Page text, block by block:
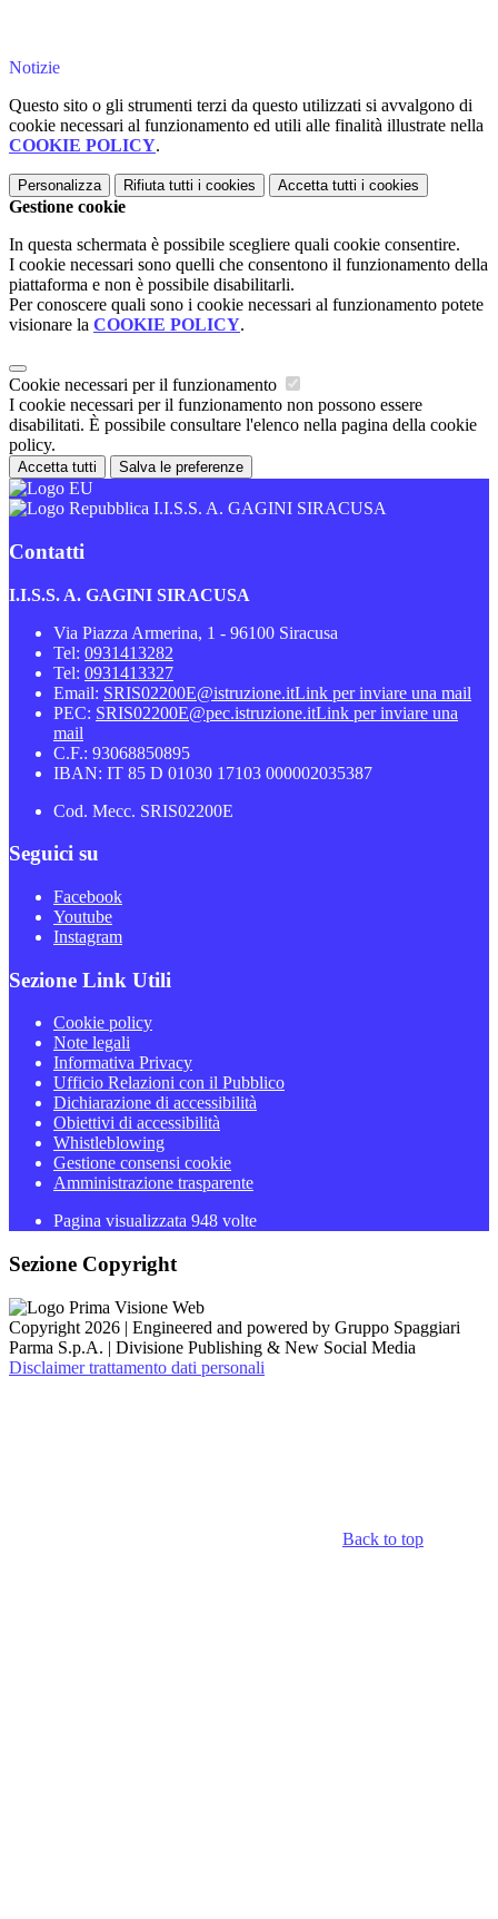
Notizie
Questo sito o gli strumenti terzi da questo utilizzati si avvalgono di
cookie necessari al funzionamento ed utili alle finalità illustrate nella
COOKIE POLICY.
Personalizza Rifiuta tutti i cookies Accetta tutti i cookies
Gestione cookie
In questa schermata è possibile scegliere quali cookie consentire.
I cookie necessari sono quelli che consentono il funzionamento della
piattaforma e non è possibile disabilitarli.
Per conoscere quali sono i cookie necessari al funzionamento potete
visionare la COOKIE POLICY.
Cookie necessari per il funzionamento
I cookie necessari per il funzionamento non possono essere
disabilitati. È possibile consultare l'elenco nella pagina della cookie
policy.
Accetta tutti Salva le preferenze
I.I.S.S. A. GAGINI SIRACUSA
Contatti
I.I.S.S. A. GAGINI SIRACUSA
Via Piazza Armerina, 1 - 96100 Siracusa
Tel: 0931413282
Tel: 0931413327
Email: SRIS02200E@istruzione.itLink per inviare una mail
PEC: SRIS02200E@pec.istruzione.itLink per inviare una
mail
C.F.: 93068850895
IBAN: IT 85 D 01030 17103 000002035387
Cod. Mecc. SRIS02200E
Seguici su
Facebook
Youtube
Instagram
Sezione Link Utili
Cookie policy
Note legali
Informativa Privacy
Ufficio Relazioni con il Pubblico
Dichiarazione di accessibilità
Obiettivi di accessibilità
Whistleblowing
Gestione consensi cookie
Amministrazione trasparente
Pagina visualizzata 948 volte
Sezione Copyright
Copyright 2026 | Engineered and powered by Gruppo Spaggiari
Parma S.p.A. | Divisione Publishing & New Social Media
Disclaimer trattamento dati personali
Back to top